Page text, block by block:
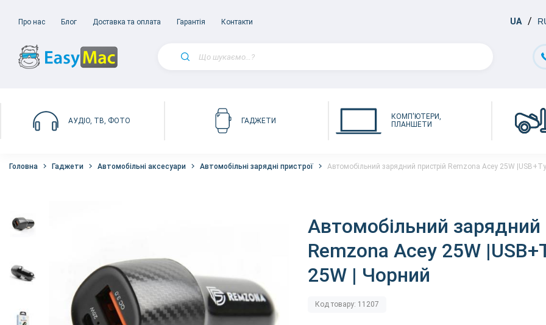
Про нас Блог Доставка та оплата Гарантія Контакти UA
АУДІО, ТВ, ФОТО ГАДЖЕТИ
КОМП'ЮТЕРИ,
ПЛАНШЕТИ
Головна Гаджети Автомобільні аксесуари Автомобільні зарядні пристрої Автомобільний зарядний пристрій Remzona Acey 25W
Автомобільний зарядний
Remzona Acey 25W
25W | Чорний
Код товару: 11207